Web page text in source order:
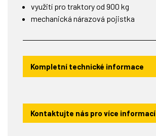
využití pro traktory od 900 kg
mechanická nárazová pojistka
Kompletní technické informace
Kontaktujte nás pro více informací